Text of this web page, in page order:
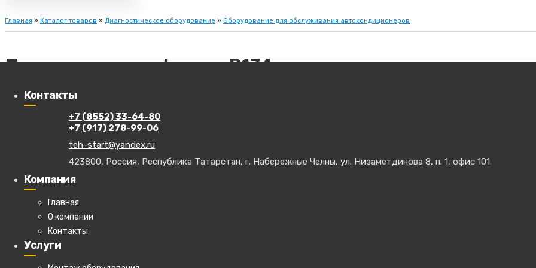
Главная » Каталог товаров » Диагностическое оборудование » Оборудование для обслуживания автокондиционеров
Тестер качества фреона R134
Тестер качества фреона R134, электронный.
Контакты
+7 (8552) 33-64-80
+7 (917) 278-99-06
teh-start@yandex.ru
423800, Россия, Республика Татарстан, г. Набережные Челны, ул. Низаметдинова 8, п. 1, офис 101
Компания
Главная
О компании
Контакты
Услуги